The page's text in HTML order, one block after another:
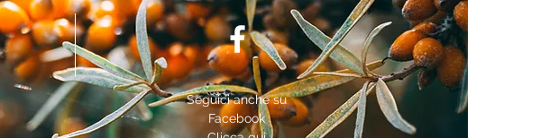
Seguici anche su
Facebook